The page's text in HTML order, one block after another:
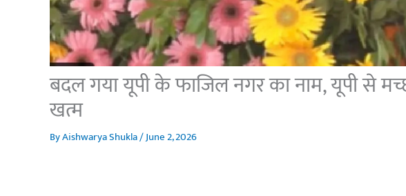
बदल गया यूपी के फाजिल नगर का नाम, यूपी से
खत्म
ByAishwarya Shukla/June 2, 2026